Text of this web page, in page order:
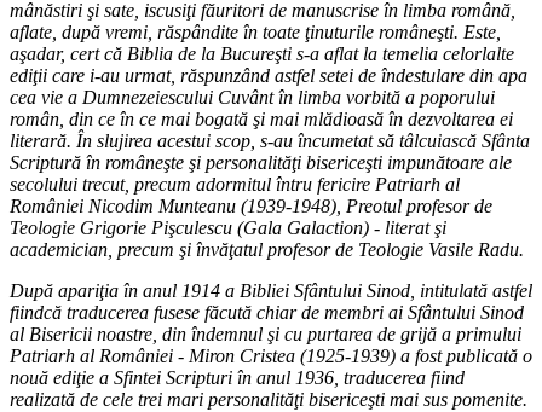
mânăstiri şi sate, iscusiţi făuritori de manuscrise în limba română,
aflate, după vremi, răspândite în toate ţinuturile româneşti. Este,
aşadar, cert că Biblia de la Bucureşti s-a aflat la temelia celorlalte
ediţii care i-au urmat, răspunzând astfel setei de îndestulare din apa
cea vie a Dumnezeiescului Cuvânt în limba vorbită a poporului
român, din ce în ce mai bogată şi mai mlădioasă în dezvoltarea ei
literară. În slujirea acestui scop, s-au încumetat să tâlcuiască Sfânta
Scriptură în româneşte şi personalităţi bisericeşti impunătoare ale
secolului trecut, precum adormitul întru fericire Patriarh al
României Nicodim Munteanu (1939-1948), Preotul profesor de
Teologie Grigorie Pişculescu (Gala Galaction) - literat şi
academician, precum şi învăţatul profesor de Teologie Vasile Radu.
După apariţia în anul 1914 a Bibliei Sfântului Sinod, intitulată astfel
fiindcă traducerea fusese făcută chiar de membri ai Sfântului Sinod
al Bisericii noastre, din îndemnul şi cu purtarea de grijă a primului
Patriarh al României - Miron Cristea (1925-1939) a fost publicată o
nouă ediţie a Sfintei Scripturi în anul 1936, traducerea fiind
realizată de cele trei mari personalităţi bisericeşti mai sus pomenite.